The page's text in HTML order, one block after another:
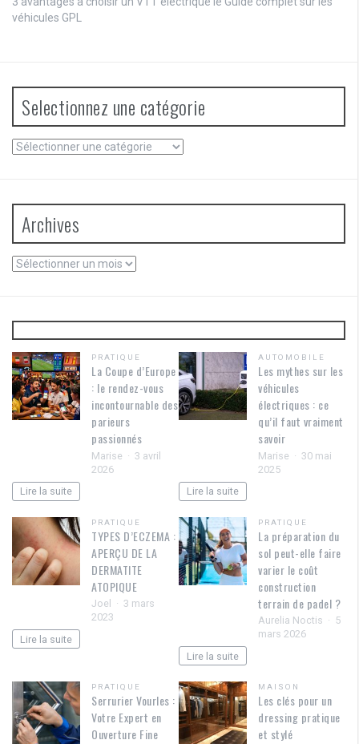
véhicules GPL
Selectionnez une catégorie
Selectionnez
Archives
Archives
PRATIQUE
La Coupe d’Europe
: le rendez-vous
incontournable des
parieurs
passionnés
Marise
3 avril
2026
Lire la suite
AUTOMOBILE
Les mythes sur les
véhicules
électriques : ce
qu’il faut vraiment
savoir
Marise
30 mai
2025
Lire la suite
PRATIQUE
TYPES D’ECZEMA :
APERÇU DE LA
DERMATITE
ATOPIQUE
Joel
3 mars
2023
Lire la suite
PRATIQUE
La préparation du
sol peut-elle faire
varier le coût
construction
terrain de padel ?
Aurelia Noctis
5
mars 2026
Lire la suite
PRATIQUE
Serrurier Vourles :
Votre Expert en
Ouverture Fine
MAISON
Les clés pour un
dressing pratique
et stylé